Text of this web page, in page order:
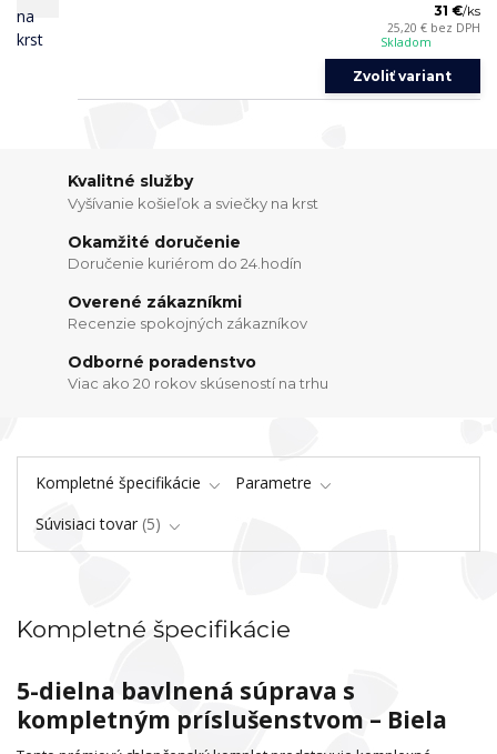
31 €/ks
25,20 € bez DPH
Skladom
Zvoliť variant
Kvalitné služby
Vyšívanie košieľok a sviečky na krst
Okamžité doručenie
Doručenie kuriérom do 24.hodín
Overené zákazníkmi
Recenzie spokojných zákazníkov
Odborné poradenstvo
Viac ako 20 rokov skúseností na trhu
Kompletné špecifikácie
Parametre
Súvisiaci tovar 5
Kompletné špecifikácie
5-dielna bavlnená súprava s
kompletným príslušenstvom – Biela